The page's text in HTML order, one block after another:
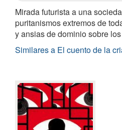
Mirada futurista a una
puritanismos extremos de
y ansias de dominio sobre
Similares a El cuento de la